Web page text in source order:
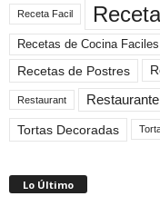
Receta Facil
Recetas de Cocina Faciles
Recetas de Postres
Restaurant Restaurante
Tortas Decoradas
Lo Último